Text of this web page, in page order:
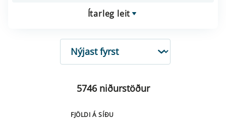
Ítarleg leit
RÖÐUN
5746 niðurstöður
FJÖLDI Á SÍÐU